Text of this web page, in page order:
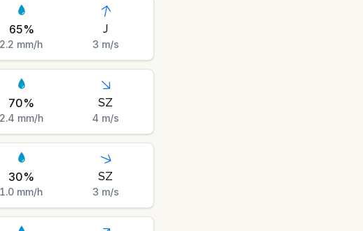
65%
2.2 mm/h
J
3 m/s
70%
2.4 mm/h
SZ
4 m/s
30%
1.0 mm/h
SZ
3 m/s